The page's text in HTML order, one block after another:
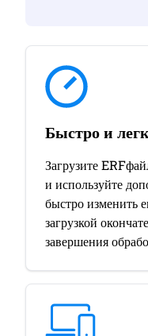
Быстро и
Загрузите
и используйте
быстро изменить
загрузкой
завершения